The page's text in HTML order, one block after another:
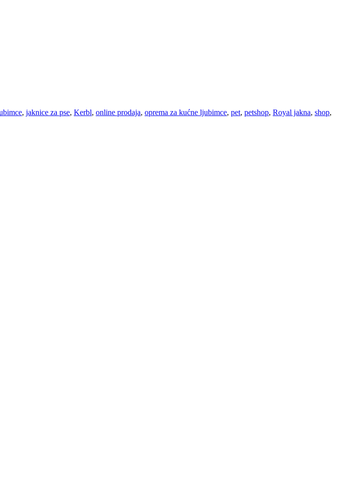
, jaknice za pse, Kerbl, online prodaja, oprema za kućne ljubimce, pet, petshop, Royal jakna, shop,